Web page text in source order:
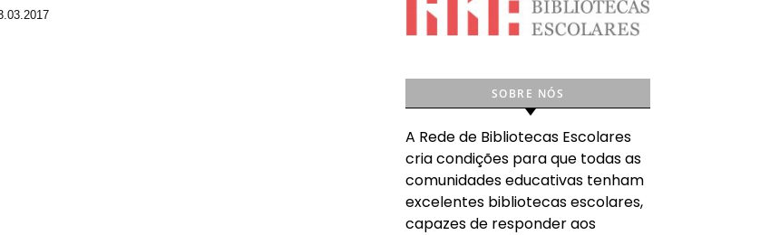
SOBRE NÓS
A Rede de Bibliotecas Escolares
cria condições para que todas as
comunidades educativas tenham
excelentes bibliotecas escolares,
capazes de responder aos